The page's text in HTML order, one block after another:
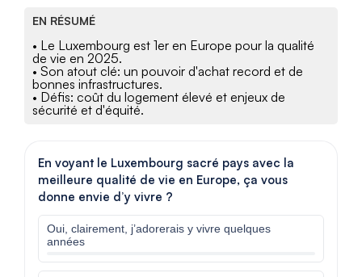
EN RÉSUMÉ
• Le Luxembourg est 1er en Europe pour la qualité
de vie en 2025.
• Son atout clé: un pouvoir d'achat record et de
bonnes infrastructures.
• Défis: coût du logement élevé et enjeux de
sécurité et d'équité.
En voyant le Luxembourg sacré pays avec la
meilleure qualité de vie en Europe, ça vous
donne envie d’y vivre ?
Oui, clairement, j’adorerais y vivre quelques
années